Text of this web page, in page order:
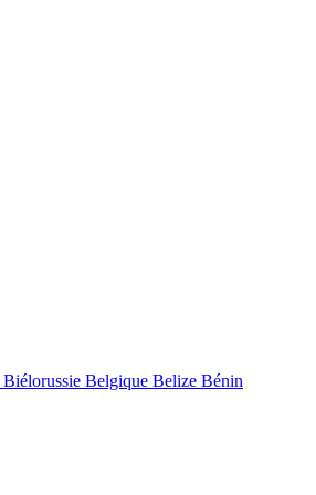
Biélorussie Belgique Belize Bénin